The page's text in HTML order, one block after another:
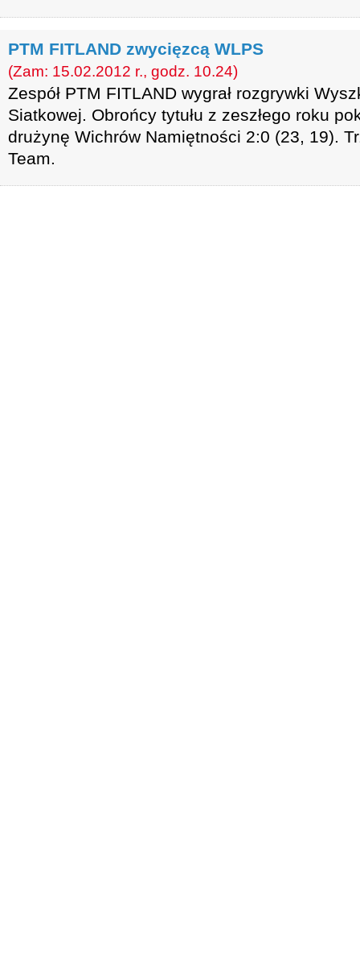
PTM FITLAND zwycięzcą WLPS
(Zam: 15.02.2012 r., godz. 10.24)
Zespół PTM FITLAND wygrał rozgrywki
Siatkowej. Obrońcy tytułu z zeszłego roku
drużynę Wichrów Namiętności 2:0 (23, 19).
Team.